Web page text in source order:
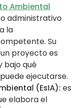
Ambiental
administrativo
la
Su
proyecto es
bajo qué
ejecutarse.
(EsIA): es
elabora el